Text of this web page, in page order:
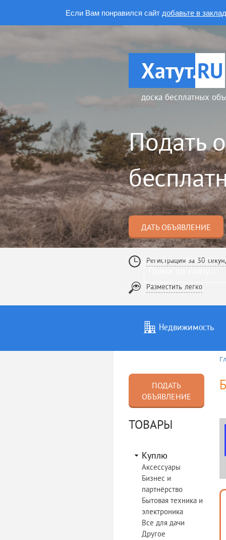
Если Вам понравился сайт добавьте в
Хатут.RU
доска бесплатных
Подать
ДАТЬ ОБЪЯВЛЕНИЕ
Регистрация за 30
Разместить легко
Недвижимость
Услуги
ПОДАТЬ
ОБЪЯВЛЕНИЕ
ТОВАРЫ
Куплю
Аксессуары
Бизнес и
партнёрство
Бытовая техника и
электроника
Все для дачи
Другое